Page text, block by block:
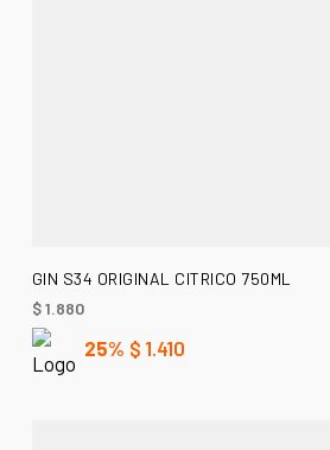
AÑADIR AL CARRITO
GIN S34 ORIGINAL CITRICO 750ML
$1.880
25% $ 1.410